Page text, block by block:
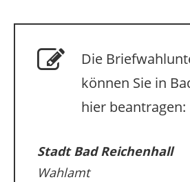
Die
können Sie in
hier beantragen:
Stadt Bad Reichenhall
Wahlamt